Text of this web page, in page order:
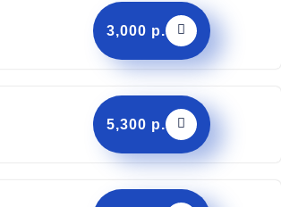
3,000 р.
5,300 р.